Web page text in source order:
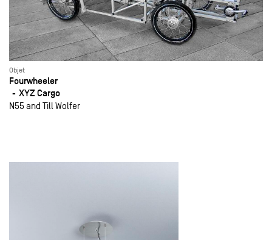
Objet
Fourwheeler
XYZ Cargo
N55 and Till Wolfer